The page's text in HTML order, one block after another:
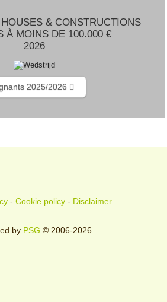
& CONSTRUCTIONS
À MOINS DE 100.000 €
2026
2025/2026
- Cookie policy- Disclaimer
by PSG © 2006-2026